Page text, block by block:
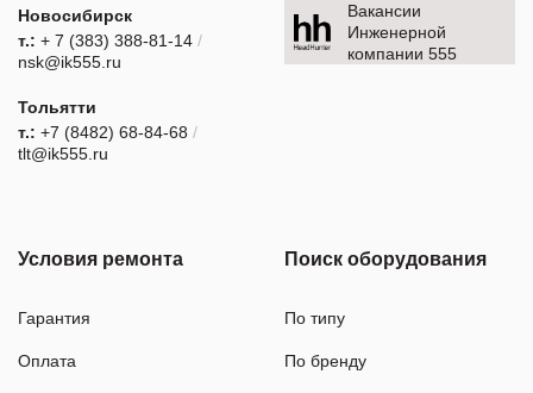
Новосибирск
т.: + 7 (383) 388-81-14 /
nsk@ik555.ru
Тольятти
т.: +7 (8482) 68-84-68 /
tlt@ik555.ru
Вакансии
Инженерной
компании 555
Условия ремонта
Гарантия
Оплата
Поиск оборудования
По типу
По бренду